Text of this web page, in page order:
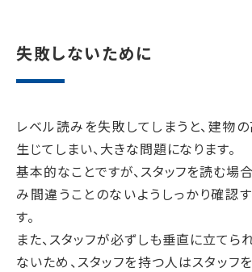
失敗しないために
レベル読みを失敗してしまうと、建物
生じてしまい、大きな問題になります。
基本的なことですが、スタッフを読む場
み間違うことのないようしっかり確認
す。
また、スタッフが必ずしも垂直に立てら
ないため、スタッフを持つ人はスタッフ